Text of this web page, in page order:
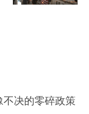
决的零碎政策